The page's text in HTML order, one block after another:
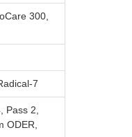
300,
7
Pass 2,
ODER,